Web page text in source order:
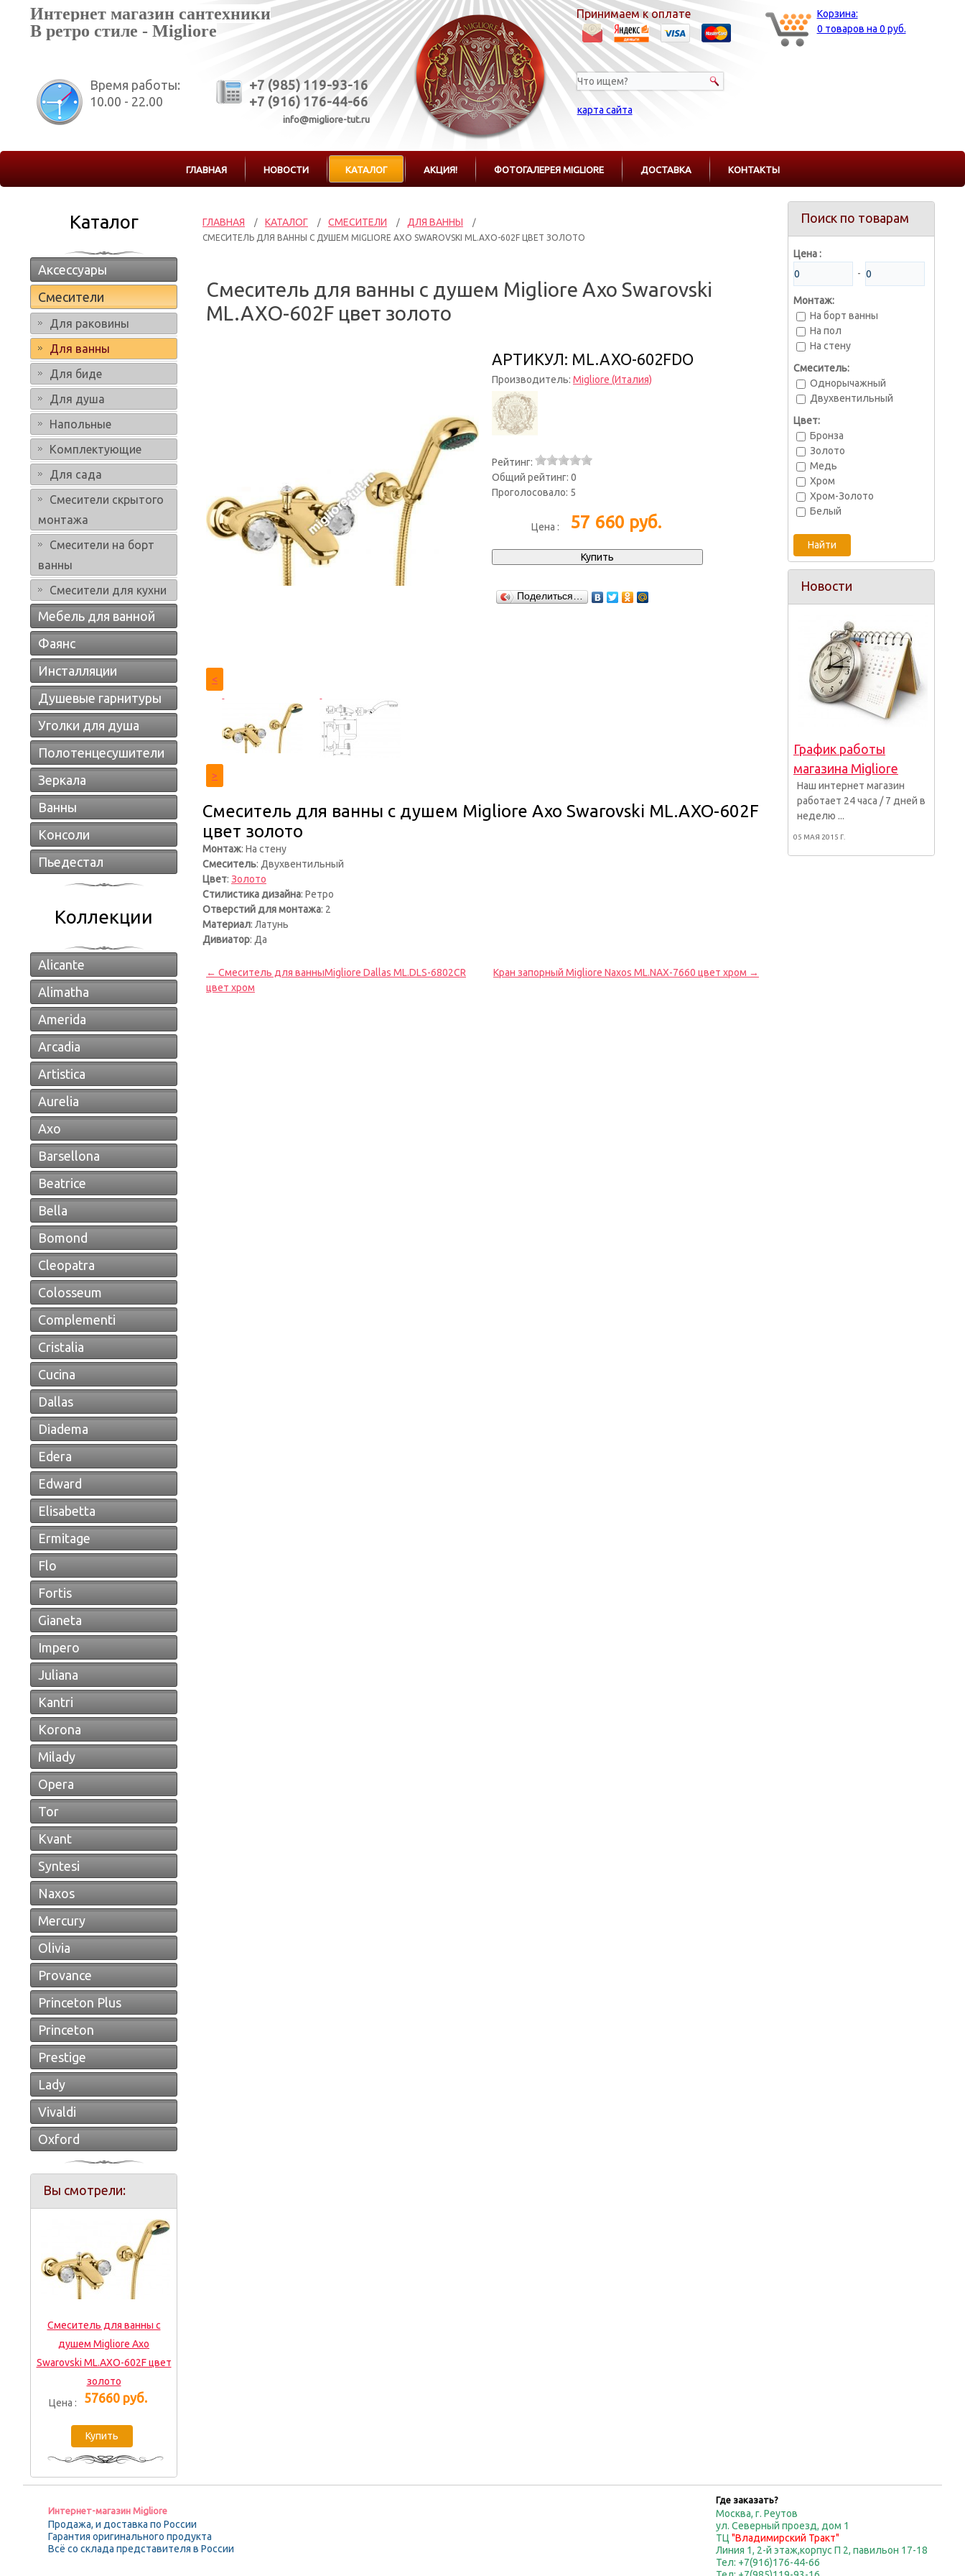
Интернет магазин сантехники
В ретро стиле - Migliore
Время работы:
10.00 - 22.00
Корзина:
0 товаров на 0 руб.
+7 (985) 119-93-16
+7 (916) 176-44-66
info@migliore-tut.ru
Принимаем к оплате
карта сайта
ГЛАВНАЯ НОВОСТИ КАТАЛОГ АКЦИЯ! ФОТОГАЛЕРЕЯ MIGLIORE ДОСТАВКА КОНТАКТЫ
Каталог
Аксессуары
Смесители
Для раковины
Для ванны
Для биде
Для душа
Напольные
Комплектующие
Для сада
Смесители скрытого
монтажа
Смесители на борт
ванны
Смесители для кухни
Мебель для ванной
Фаянс
Инсталляции
Душевые гарнитуры
Уголки для душа
Полотенцесушители
Зеркала
Ванны
Консоли
Пьедестал
Коллекции
Alicante
Alimatha
Amerida
Arcadia
Artistica
Aurelia
Axo
Barsellona
Beatrice
Bella
Bomond
Cleopatra
Colosseum
Complementi
Cristalia
Cucina
Dallas
Diadema
Edera
Edward
Elisabetta
Ermitage
Flo
Fortis
Gianeta
Impero
Juliana
Kantri
Korona
Milady
Opera
Tor
Kvant
Syntesi
Naxos
Mercury
Olivia
Provance
Princeton Plus
Princeton
Prestige
Lady
Vivaldi
Oxford
Вы смотрели:
Смеситель для ванны с
душем Migliore Axo
Swarovski ML.AXO-602F цвет
золото
Цена :
57660 руб.
ГЛАВНАЯ / КАТАЛОГ / СМЕСИТЕЛИ / ДЛЯ ВАННЫ
/
СМЕСИТЕЛЬ ДЛЯ ВАННЫ С ДУШЕМ MIGLIORE AXO SWAROVSKI ML.AXO-602F ЦВЕТ ЗОЛОТО
Смеситель для ванны с душем Migliore Axo Swarovski
ML.AXO-602F цвет золото
<
>
АРТИКУЛ: ML.AXO-602FDO
Производитель: Migliore (Италия)
Рейтинг:
Общий рейтинг: 0
Проголосовало: 5
Цена : 57 660 руб.
Поделиться…
Смеситель для ванны с душем Migliore Axo Swarovski ML.AXO-602F
цвет золото
Монтаж: На стену
Смеситель: Двухвентильный
Цвет: Золото
Стилистика дизайна: Ретро
Отверстий для монтажа: 2
Материал: Латунь
Дивиатор: Да
← Смеситель для ванныMigliore Dallas ML.DLS-6802CR
цвет хром
Кран запорный Migliore Naxos ML.NAX-7660 цвет хром →
Поиск по товарам
Цена :
-
Монтаж:
На борт ванны
На пол
На стену
Смеситель:
Однорычажный
Двухвентильный
Цвет:
Бронза
Золото
Медь
Хром
Хром-Золото
Белый
Новости
График работы
магазина Migliore
Наш интернет магазин
работает 24 часа / 7 дней в
неделю ...
05 МАЯ 2015 Г.
Интернет-магазин Migliore
Продажа, и доставка по России
Гарантия оригинального продукта
Всё со склада представителя в России
Где заказать?
Москва, г. Реутов
ул. Северный проезд, дом 1
ТЦ "Владимирский Тракт"
Линия 1, 2-й этаж,корпус П 2, павильон 17-18
Тел: +7(916)176-44-66